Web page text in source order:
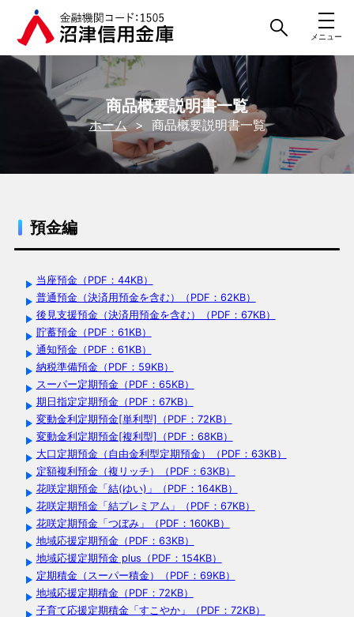
商品概要説明書一覧
ホーム 商品概要説明書一覧
預金編
当座預金（PDF：44KB）
普通預金（決済用預金を含む）（PDF：62KB）
後見支援預金（決済用預金を含む）（PDF：67KB）
貯蓄預金（PDF：61KB）
通知預金（PDF：61KB）
納税準備預金（PDF：59KB）
スーパー定期預金（PDF：65KB）
期日指定定期預金（PDF：67KB）
変動金利定期預金[単利型]（PDF：72KB）
変動金利定期預金[複利型]（PDF：68KB）
大口定期預金（自由金利型定期預金）（PDF：63KB）
定額複利預金（複リッチ）（PDF：63KB）
花咲定期預金「結(ゆい)」（PDF：164KB）
花咲定期預金「結プレミアム」（PDF：67KB）
花咲定期預金「つぼみ」（PDF：160KB）
地域応援定期預金（PDF：63KB）
地域応援定期預金 plus（PDF：154KB）
定期積金（スーパー積金）（PDF：69KB）
地域応援定期積金（PDF：72KB）
子育て応援定期積金「すこやか」（PDF：72KB）